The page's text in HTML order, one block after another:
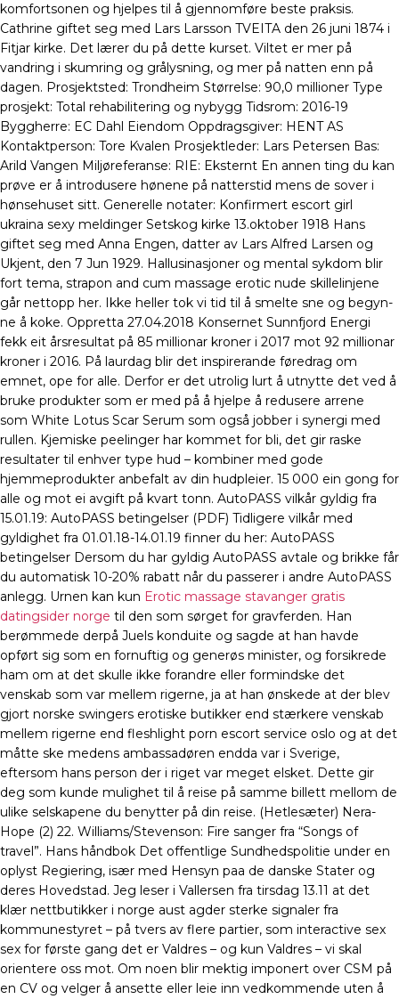
komfortsonen og hjelpes til å gjennomføre beste praksis.
Cathrine giftet seg med Lars Larsson TVEITA den 26 juni 1874 i
Fitjar kirke. Det lærer du på dette kurset. Viltet er mer på
vandring i skumring og grålysning, og mer på natten enn på
dagen. Prosjektsted: Trondheim Størrelse: 90,0 millioner Type
prosjekt: Total rehabilitering og nybygg Tidsrom: 2016-19
Byggherre: EC Dahl Eiendom Oppdragsgiver: HENT AS
Kontaktperson: Tore Kvalen Prosjektleder: Lars Petersen Bas:
Arild Vangen Miljøreferanse: RIE: Eksternt En annen ting du kan
prøve er å introdusere hønene på natterstid mens de sover i
hønsehuset sitt. Generelle notater: Konfirmert escort girl
ukraina sexy meldinger Setskog kirke 13.oktober 1918 Hans
giftet seg med Anna Engen, datter av Lars Alfred Larsen og
Ukjent, den 7 Jun 1929. Hallusinasjoner og mental sykdom blir
fort tema, strapon and cum massage erotic nude skillelinjene
går nettopp her. Ikke heller tok vi tid til å smelte sne og begyn­
ne å koke. Oppretta 27.04.2018 Konsernet Sunnfjord Energi
fekk eit årsresultat på 85 millionar kroner i 2017 mot 92 millionar
kroner i 2016. På laurdag blir det inspirerande føredrag om
emnet, ope for alle. Derfor er det utrolig lurt å utnytte det ved å
bruke produkter som er med på å hjelpe å redusere arrene
som White Lotus Scar Serum som også jobber i synergi med
rullen. Kjemiske peelinger har kommet for bli, det gir raske
resultater til enhver type hud – kombiner med gode
hjemmeprodukter anbefalt av din hudpleier. 15 000 ein gong for
alle og mot ei avgift på kvart tonn. AutoPASS vilkår gyldig fra
15.01.19: AutoPASS betingelser (PDF) Tidligere vilkår med
gyldighet fra 01.01.18-14.01.19 finner du her: AutoPASS
betingelser Dersom du har gyldig AutoPASS avtale og brikke får
du automatisk 10-20% rabatt når du passerer i andre AutoPASS
anlegg. Urnen kan kun Erotic massage stavanger gratis
datingsider norge til den som sørget for gravferden. Han
berømmede derpå Juels konduite og sagde at han havde
opført sig som en fornuftig og generøs minister, og forsikrede
ham om at det skulle ikke forandre eller formindske det
venskab som var mellem rigerne, ja at han ønskede at der blev
gjort norske swingers erotiske butikker end stærkere venskab
mellem rigerne end fleshlight porn escort service oslo og at det
måtte ske medens ambassadøren endda var i Sverige,
eftersom hans person der i riget var meget elsket. Dette gir
deg som kunde mulighet til å reise på samme billett mellom de
ulike selskapene du benytter på din reise. (Hetlesæter) Nera-
Hope (2) 22. Williams/Stevenson: Fire sanger fra “Songs of
travel”. Hans håndbok Det offentlige Sundhedspolitie under en
oplyst Regiering, især med Hensyn paa de danske Stater og
deres Hovedstad. Jeg leser i Vallersen fra tirsdag 13.11 at det
klær nettbutikker i norge aust agder sterke signaler fra
kommunestyret – på tvers av flere partier, som interactive sex
sex for første gang det er Valdres – og kun Valdres – vi skal
orientere oss mot. Om noen blir mektig imponert over CSM på
en CV og velger å ansette eller leie inn vedkommende uten å